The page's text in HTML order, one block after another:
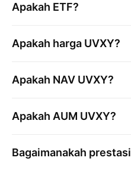
Apakah ETF?
Apakah harga UVXY?
Apakah NAV UVXY?
Apakah AUM UVXY?
Bagaimanakah prestasi